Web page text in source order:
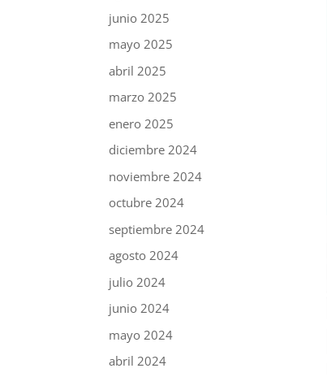
junio 2025
mayo 2025
abril 2025
marzo 2025
enero 2025
diciembre 2024
noviembre 2024
octubre 2024
septiembre 2024
agosto 2024
julio 2024
junio 2024
mayo 2024
abril 2024